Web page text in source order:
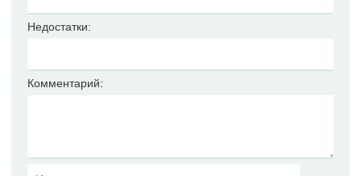
Недостатки:
Комментарий: